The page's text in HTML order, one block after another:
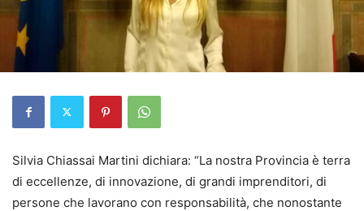
Silvia Chiassai Martini dichiara: “La nostra Provincia è terra
di eccellenze, di innovazione, di grandi imprenditori, di
persone che lavorano con responsabilità, che nonostante